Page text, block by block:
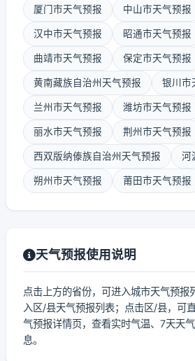
厦门市天气预报 中山市天气预报
汉中市天气预报 昭通市天气预报
曲靖市天气预报 保定市天气预报
黄南藏族自治州天气预报 银川市
兰州市天气预报 潍坊市天气预报
丽水市天气预报 荆州市天气预报
西双版纳傣族自治州天气预报 河
朔州市天气预报 莆田市天气预报
天气预报使用说明
点击上方的省份，可进入城市天气预报
入区/县天气预报列表；点击区/县，可
气预报详情页，查看实时气温、7天天
息。